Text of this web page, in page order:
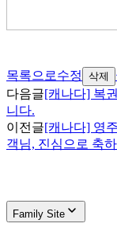
목록으로수정 삭제
다음글[캐나다] 복
니다.
이전글[캐나다] 영
객님, 진심으로 축
Family Site